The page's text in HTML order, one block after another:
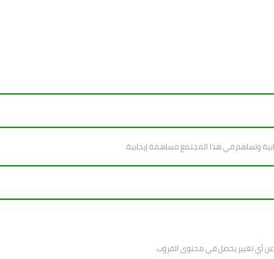
وتساهم في هذا المجتمع مساهمة إيجابية.
عن أي تغيير يحصل في محتوى القروب.